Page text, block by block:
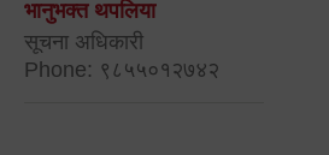
भानुभक्त थपलिया
सूचना अधिकारी
Phone: ९८५५०१२७४२